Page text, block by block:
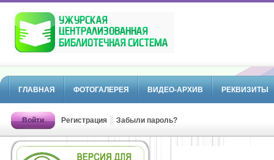
ГЛАВНАЯ ФОТОГАЛЕРЕЯ ВИДЕО-АРХИВ РЕКВИЗИТЫ
Войти Регистрация Забыли пароль?